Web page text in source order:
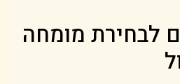
לבחירת מומחה